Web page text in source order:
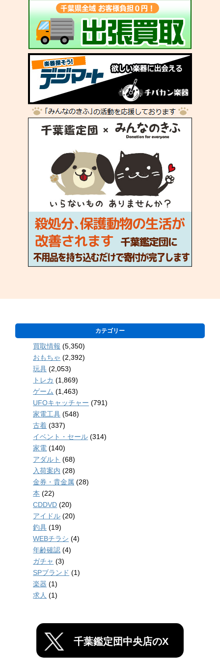
カテゴリー
買取情報 (5,350)
おもちゃ (2,392)
玩具 (2,053)
トレカ (1,869)
ゲーム (1,463)
UFOキャッチャー (791)
家電工具 (548)
古着 (337)
イベント・セール (314)
家電 (140)
アダルト (68)
入荷案内 (28)
金券・貴金属 (28)
本 (22)
CDDVD (20)
アイドル (20)
釣具 (19)
WEBチラシ (4)
年齢確認 (4)
ガチャ (3)
SPブランド (1)
楽器 (1)
求人 (1)
千葉鑑定団中央店のX